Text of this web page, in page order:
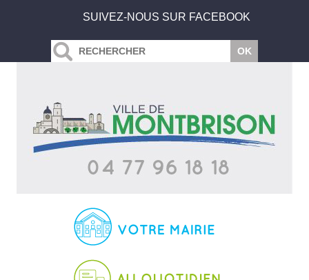
SUIVEZ-NOUS SUR FACEBOOK